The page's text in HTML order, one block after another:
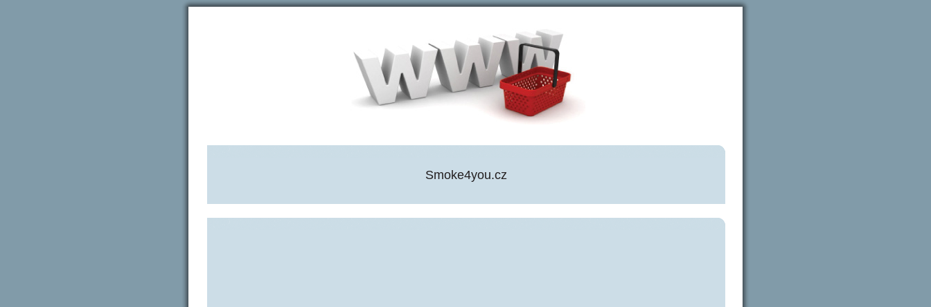
Smoke4you.cz